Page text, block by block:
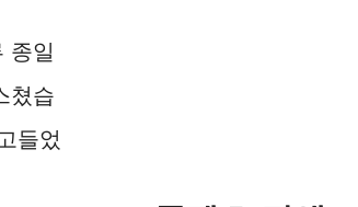
종일
쳤습
들었